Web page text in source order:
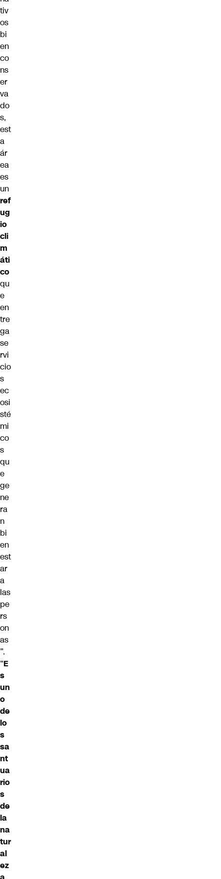
tiv
os
bi
en
co
ns
er
va
do
s,
est
a
ár
ea
es
un
ref
ug
io
cli
m
áti
co
qu
e
en
tre
ga
se
rvi
cio
s
ec
osi
sté
mi
co
s
qu
e
ge
ne
ra
n
bi
en
est
ar
a
las
pe
rs
on
as
”.
“E
s
un
o
de
lo
s
sa
nt
ua
rio
s
de
la
na
tur
al
ez